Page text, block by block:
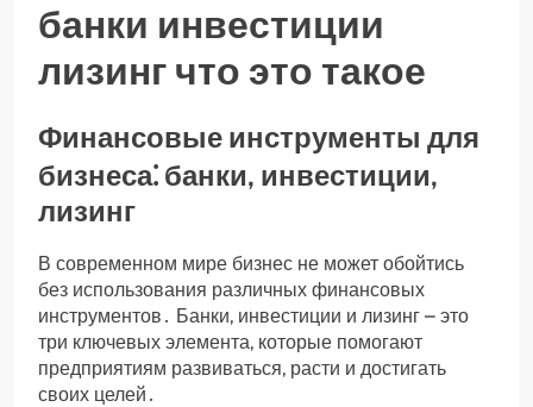
банки инвестиции
лизинг что это такое
Финансовые инструменты для
бизнеса⁚ банки, инвестиции,
лизинг
В современном мире бизнес не может обойтись
без использования различных финансовых
инструментов․ Банки, инвестиции и лизинг – это
три ключевых элемента, которые помогают
предприятиям развиваться, расти и достигать
своих целей․